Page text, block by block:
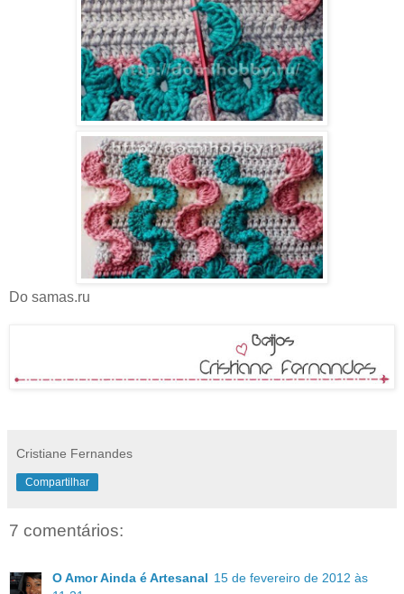
Do samas.ru
Cristiane Fernandes
Compartilhar
7 comentários:
O Amor Ainda é Artesanal 15 de fevereiro de 2012 às